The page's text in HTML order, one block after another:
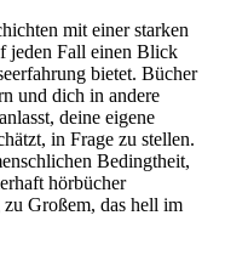
mit einer starken
jeden Fall einen Blick
bietet. Bücher
und dich in andere
deine eigene
in Frage zu stellen.
Bedingtheit,
hörbücher
Großem, das hell im